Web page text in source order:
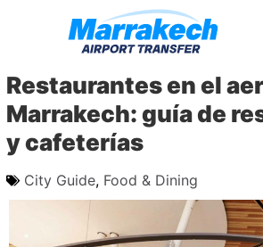
Restaurantes en el
Marrakech: guía de
y cafeterías
City Guide, Food & Dining